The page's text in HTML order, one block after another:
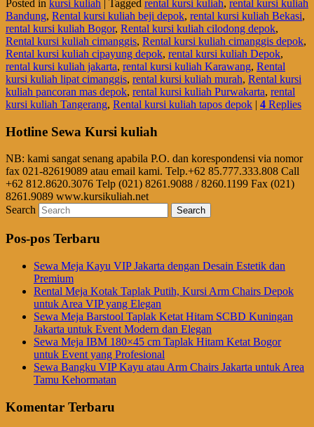
Posted in kursi kuliah Tagged rental kursi kuliah, rental kursi kuliah
Bandung, Rental kursi kuliah beji depok, rental kursi kuliah Bekasi,
rental kursi kuliah Bogor, Rental kursi kuliah cilodong depok,
Rental kursi kuliah cimanggis, Rental kursi kuliah cimanggis depok,
Rental kursi kuliah cipayung depok, rental kursi kuliah Depok,
rental kursi kuliah jakarta, rental kursi kuliah Karawang, Rental
kursi kuliah lipat cimanggis, rental kursi kuliah murah, Rental kursi
kuliah pancoran mas depok, rental kursi kuliah Purwakarta, rental
kursi kuliah Tangerang, Rental kursi kuliah tapos depok | 4 Replies
Hotline Sewa Kursi kuliah
NB: kami sangat senang apabila P.O. dan korespondensi via nomor
fax 021-82619089 atau email kami. Telp.+62 85.777.333.808 Call
+62 812.8620.3076 Telp (021) 8261.9088 / 8260.1199 Fax (021)
8261.9089 www.kursikuliah.net
Search
Pos-pos Terbaru
Sewa Meja Kayu VIP Jakarta dengan Desain Estetik dan
Premium
Rental Meja Kotak Taplak Putih, Kursi Arm Chairs Depok
untuk Area VIP yang Elegan
Sewa Meja Barstool Taplak Ketat Hitam SCBD Kuningan
Jakarta untuk Event Modern dan Elegan
Sewa Meja IBM 180×45 cm Taplak Hitam Ketat Bogor
untuk Event yang Profesional
Sewa Bangku VIP Kayu atau Arm Chairs Jakarta untuk Area
Tamu Kehormatan
Komentar Terbaru